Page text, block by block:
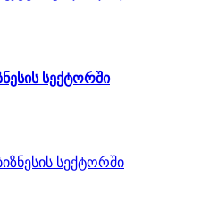
სექტორში